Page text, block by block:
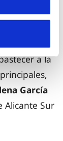
“Hasta
que
por la
a la
García
Alicante Sur